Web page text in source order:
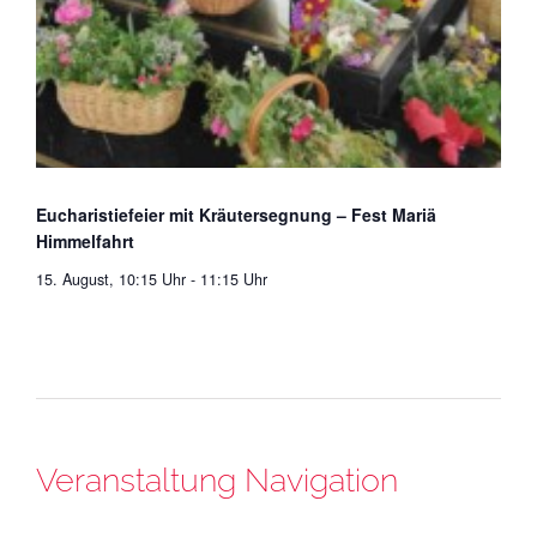
Eucharistiefeier mit Kräutersegnung – Fest Mariä
Himmelfahrt
15. August, 10:15 Uhr - 11:15 Uhr
Veranstaltung Navigation